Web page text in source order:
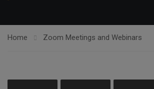
Home Zoom Meetings and Webinars